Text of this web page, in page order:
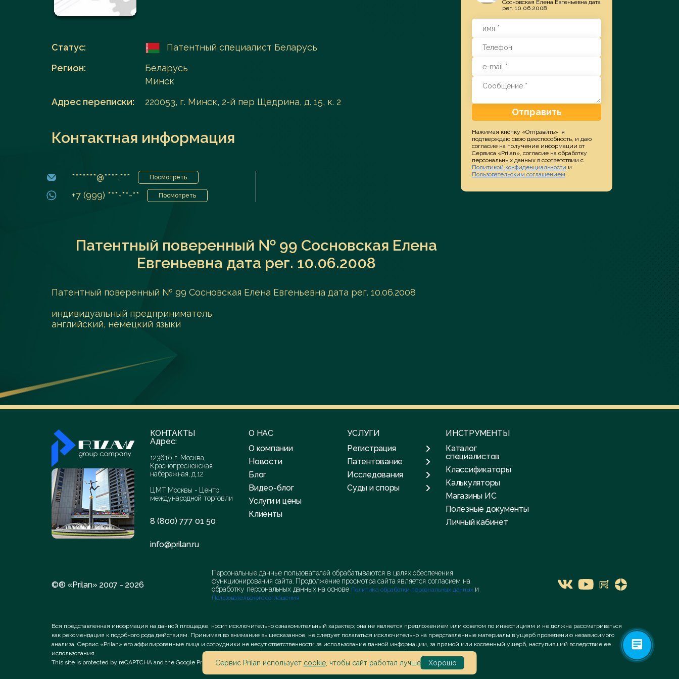
Заказать услугу
Перейти в каталог
Статус:
Патентный специалист Беларусь
Регион:
Беларусь
Минск
Адрес переписки:
220053, г. Минск, 2-й пер Щедрина, д. 15, к. 2
Контактная информация
*******@****.*** Посмотреть
+7 (999) ***-**-** Посмотреть
Патентный поверенный № 99 Сосновская Елена
Евгеньевна дата рег. 10.06.2008
Патентный поверенный № 99 Сосновская Елена Евгеньевна дата рег. 10.06.2008
индивидуальный предприниматель
английский, немецкий языки
Сосновская Елена Евгеньевна дата
рег. 10.06.2008
Отправить
Нажимая кнопку «Отправить», я
подтверждаю свою дееспособность, и даю
согласие на получение информации от
Сервиса «Prilan», согласие на обработку
персональных данных в соответствии с
Политикой конфиденциальности и
Пользовательским соглашением.
КОНТАКТЫ
Адрес:
123610 г. Москва,
Краснопресненская
набережная, д.12
ЦМТ Москвы - Центр
международной торговли
8 (800) 777 01 50
info@prilan.ru
О НАС
О компании
Новости
Блог
Видео-блог
Услуги и цены
Клиенты
УСЛУГИ
Регистрация
Патентование
Исследования
Суды и споры
ИНСТРУМЕНТЫ
Каталог
специалистов
Классификаторы
Калькуляторы
Магазины ИС
Полезные документы
Личный кабинет
©® «Prilan» 2007 - 2026
Персональные данные пользователей обрабатываются в целях обеспечения
функционирования сайта. Продолжение просмотра сайта является согласием на
обработку персональных данных на основе Политика обработки персональных данных и
Пользовательского соглашения
Вся представленная информация на данной площадке, носит исключительно ознакомительный характер; она не является предложением или советом по инвестициям и не должна рассматриваться
как рекомендация к подобного рода действиям. Принимая во внимание вышесказанное, не следует полагаться исключительно на представленные материалы в ущерб проведению независимого
анализа. Сервис «Prilan» его аффилированные лица и сотрудники не несут ответственности за использование данной информации, за прямой или косвенный ущерб, наступивший вследствие ее
использования.
This site is protected by reCAPTCHA and the Google Privacy PolicyandTerms of Serviceapply.
Сервис Prilan использует cookie, чтобы сайт работал лучше Хорошо